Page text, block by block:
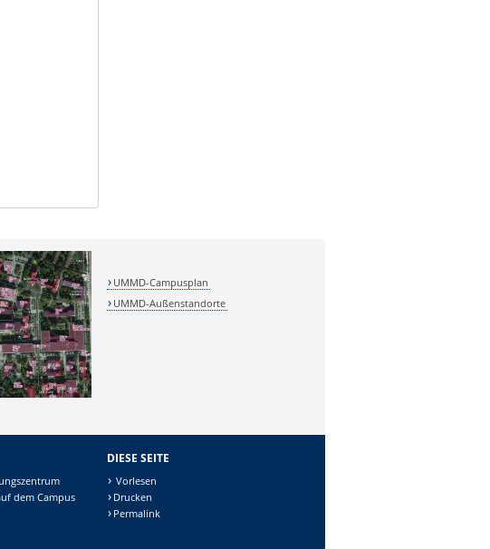
UMMD-Campusplan
UMMD-Außenstandorte
dem Campus
DIESE SEITE
Vorlesen
Drucken
Permalink